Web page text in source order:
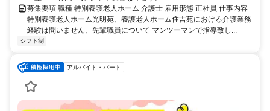
募集要項 職種 特別養護老人ホーム 介護士 雇用形態 正社員 仕事内容
特別養護老人ホーム光明苑、養護老人ホーム住吉苑における介護業務
経験は問いません、先輩職員について マンツーマンで指導致し...
シフト制
アルバイト・パート